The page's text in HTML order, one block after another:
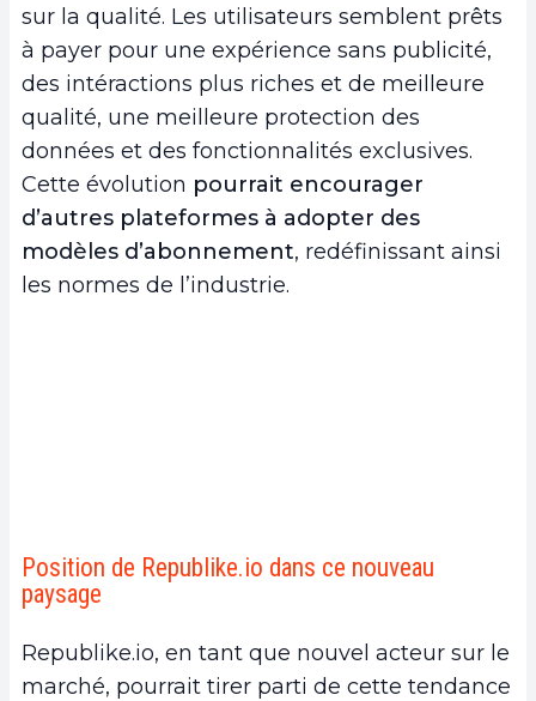
sur la qualité. Les utilisateurs semblent prêts
à payer pour une expérience sans publicité,
des intéractions plus riches et de meilleure
qualité, une meilleure protection des
données et des fonctionnalités exclusives.
Cette évolution pourrait encourager
d’autres plateformes à adopter des
modèles d’abonnement, redéfinissant ainsi
les normes de l’industrie.
Position de Republike.io dans ce nouveau
paysage
Republike.io, en tant que nouvel acteur sur le
marché, pourrait tirer parti de cette tendance